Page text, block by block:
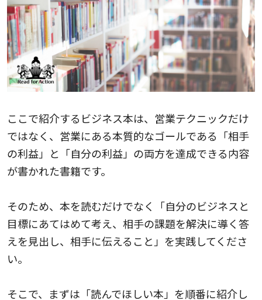
ここで紹介するビジネス本は、営業テクニックだけ
ではなく、営業にある本質的なゴールである「相手
の利益」と「自分の利益」の両方を達成できる内容
が書かれた書籍です。
そのため、本を読むだけでなく「自分のビジネスと
目標にあてはめて考え、相手の課題を解決に導く答
えを見出し、相手に伝えること」を実践してくださ
い。
そこで、まずは「読んでほしい本」を順番に紹介し